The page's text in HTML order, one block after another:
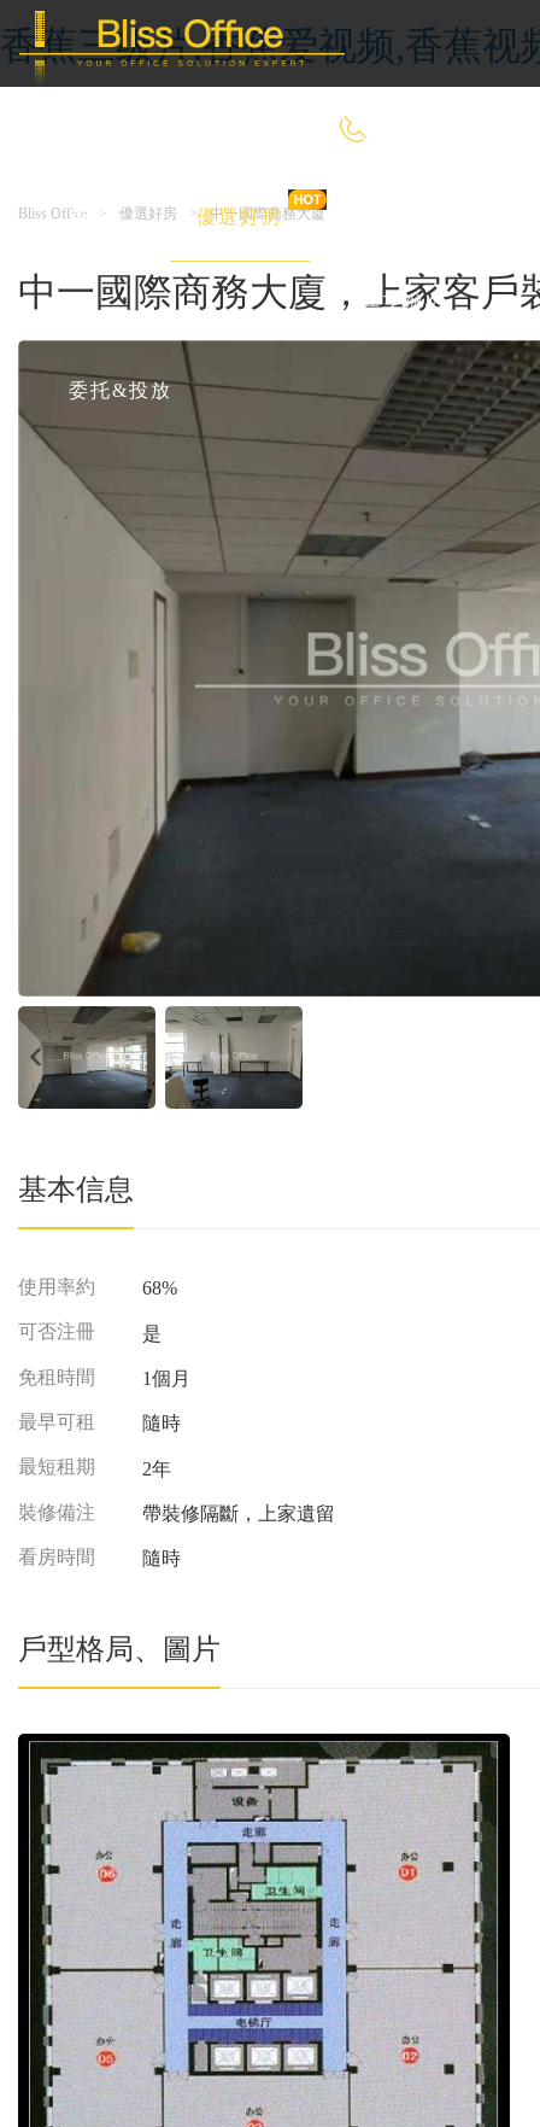
香蕉三级片,香蕉爱视频,香蕉视
首 頁 優選好房
共享辦公
委托&投放
Bliss Office > 優選好房 > 中一國際商務大廈
中一國際商務大廈，上家客戶
基本信息
使用率約 68%
可否注冊 是
免租時間 1個月
最早可租 隨時
最短租期 2年
裝修備注 帶裝修隔斷，上家遺留
看房時間 隨時
戶型格局、圖片